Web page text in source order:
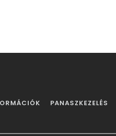
PANASZKEZELÉS